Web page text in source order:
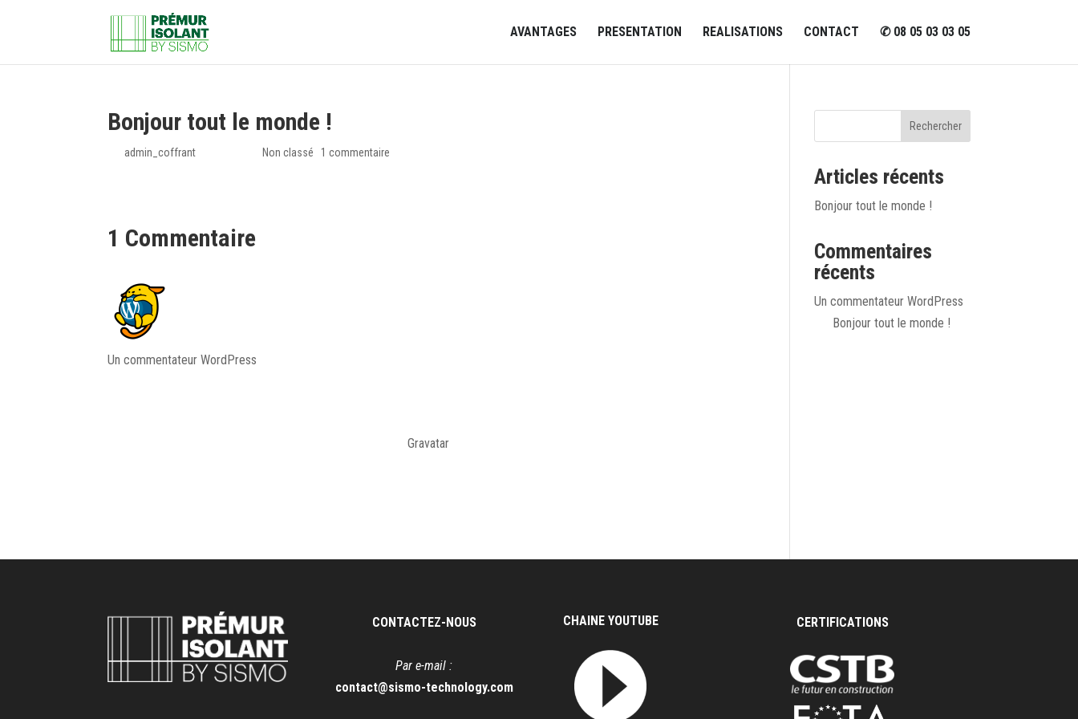
AVANTAGES PRESENTATION REALISATIONS CONTACT ✆ 08 05 03 03 05
Bonjour tout le monde !
admin_coffrant Non classé 1 commentaire
1 Commentaire
Un commentateur WordPress
Les avatars des personnes qui commentent arrivent depuisGravatar.
Rechercher
Articles récents
Bonjour tout le monde !
Commentaires
récents
Un commentateur WordPress
Bonjour tout le monde !
CONTACTEZ-NOUS
Par e-mail :
contact@sismo-technology.com
CHAINE YOUTUBE CERTIFICATIONS